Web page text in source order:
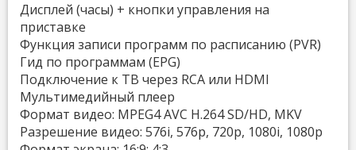
Дисплей (часы) + кнопки управления на
приставке
Функция записи программ по расписанию (PVR)
Гид по программам (EPG)
Подключение к ТВ через RCA или HDMI
Мультимедийный плеер
Формат видео: MPEG4 AVC H.264 SD/HD, MKV
Разрешение видео: 576i, 576p, 720p, 1080i, 1080p